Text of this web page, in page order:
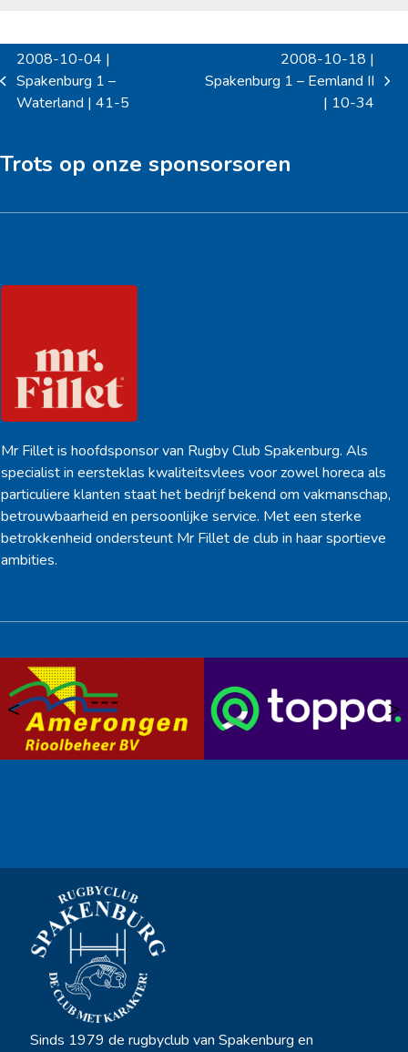
previous
post:
2008-10-04 |
Spakenburg 1 –
Waterland | 41-5
next
2008-10-18 |
Spakenburg 1 – Eemland II
| 10-34
Trots op onze sponsorsoren
Mr Fillet is hoofdsponsor van Rugby Club Spakenburg. Als
specialist in eersteklas kwaliteitsvlees voor zowel horeca als
particuliere klanten staat het bedrijf bekend om vakmanschap,
betrouwbaarheid en persoonlijke service. Met een sterke
betrokkenheid ondersteunt Mr Fillet de club in haar sportieve
ambities.
< >
Sinds 1979 de rugbyclub van Spakenburg en